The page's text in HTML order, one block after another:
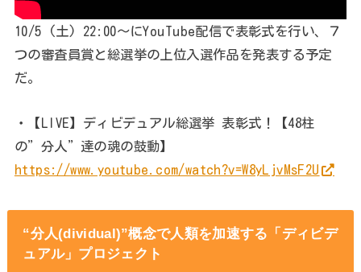
10/5 (土) 22:00～にYouTube配信で表彰式を行い、７
つの審査員賞と総選挙の上位入選作品を発表する予定
だ。
・【LIVE】ディビデュアル総選挙 表彰式！【48柱
の”分人”達の魂の鼓動】
https://www.youtube.com/watch?v=W8yLjvMsF2U
“分人(dividual)”概念で人類を加速する「ディビデ
ュアル」プロジェクト